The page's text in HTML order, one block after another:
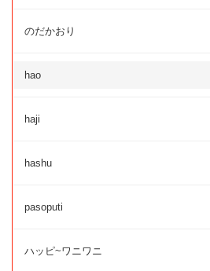
のだかおり
hao
haji
hashu
pasoputi
ハッピ~ワニワニ